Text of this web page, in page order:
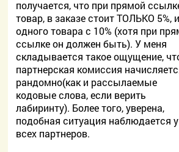
получается, что при прямой
товар, в заказе стоит ТОЛЬКО 5%,
одного товара с 10% (хотя при
ссылке он должен быть). У меня
складывается такое ощущение,
партнерская комиссия
рандомно(как и рассылаемые
кодовые слова, если верить
лабиринту). Более того, уверена,
подобная ситуация наблюдается у
всех партнеров.